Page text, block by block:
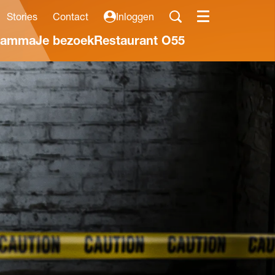
Stories Contact Inloggen
Je bezoekRestaurant O55
Menu